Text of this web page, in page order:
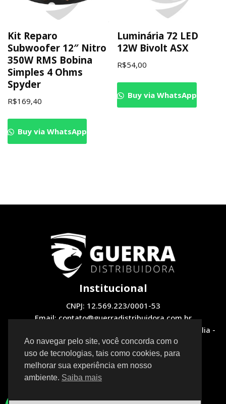
Kit Reparo
Subwoofer 12″ Nitro
350W RMS Bobina
Simples 4 Ohms
Spyder
R$169,40
Buy via WhatsApp
Luminária 72 LED
12W Bivolt ASX
R$54,00
Buy via WhatsApp
Institucional
CNPJ: 12.569.223/0001-53
Email: contato@guerradistribuidora.com.br
Endereço: QNH 1, LOTE 12 Loja 2 - Taguatinga, Brasília -
DF, 72130-510
Redes Sociais
Ao navegar pelo site, você concorda com o
uso de tecnologias, tais como cookies, para
melhorar sua experiência em nosso
ambiente. Saiba mais